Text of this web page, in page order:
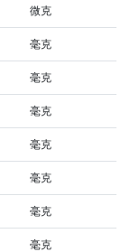
微克
毫克
毫克
毫克
毫克
毫克
毫克
毫克